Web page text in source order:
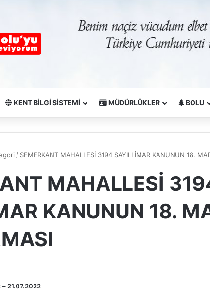
KENT BİLGİ SİSTEMİ MÜDÜRLÜKLER BOLU
/ SEMERKANT MAHALLESİ 3194 SAYILI İMAR KANUNUN 18.
MAHALLESİ
KANUNUN 18.
– 21.07.2022